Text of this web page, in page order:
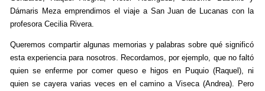
Dámaris Meza emprendimos el viaje a San Juan de Lucanas con la
profesora Cecilia Rivera.
Queremos compartir algunas memorias y palabras sobre qué significó
esta experiencia para nosotros. Recordamos, por ejemplo, que no faltó
quien se enferme por comer queso e higos en Puquio (Raquel), ni
quien se cayera varias veces en el camino a Viseca (Andrea). Pero